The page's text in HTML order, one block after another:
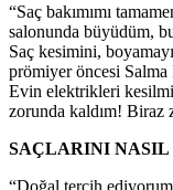
“Saç bakımımı
salonunda büyüdüm,
Saç kesimini,
prömiyer öncesi Salma
Evin elektrikleri
zorunda kaldım! Biraz
SAÇLARINI
“Doğal tercih